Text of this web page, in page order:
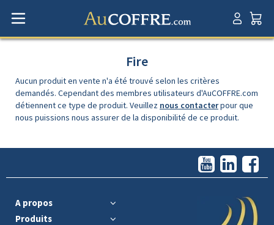
Fire
Aucun produit en vente n'a été trouvé selon les critères
demandés. Cependant des membres utilisateurs d'AuCOFFRE.com
détiennent ce type de produit. Veuillez nous contacterpour que
nous puissions nous assurer de la disponibilité de ce produit.
A propos
Produits